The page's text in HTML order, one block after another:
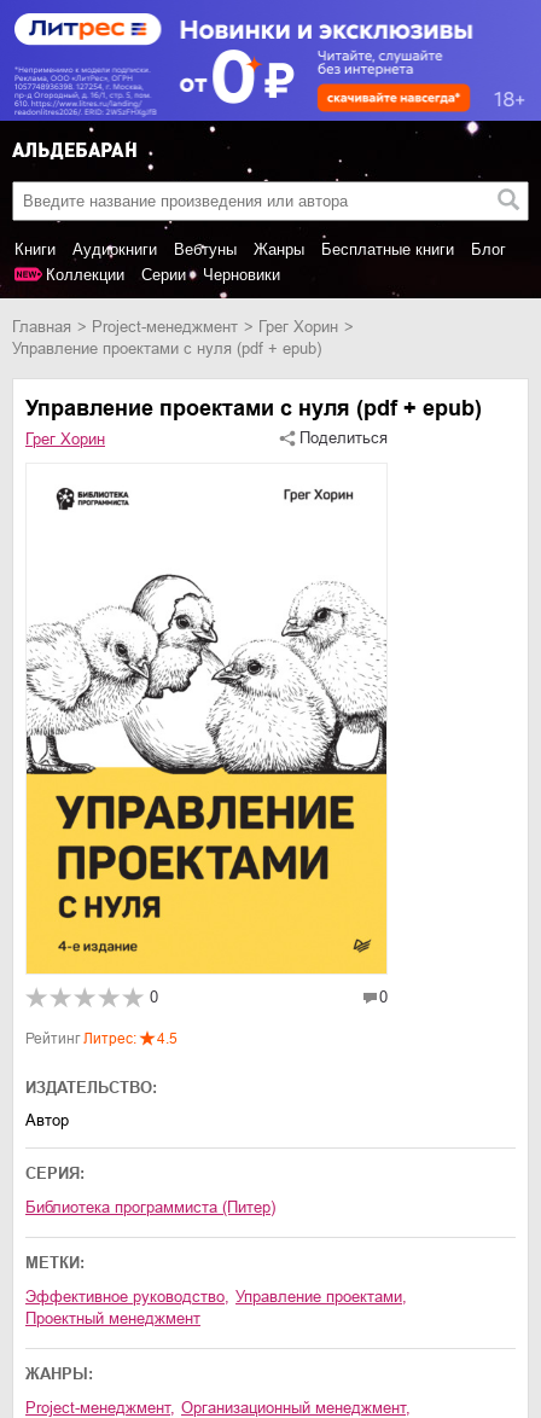
Книги Аудиокниги Вебтуны Жанры Бесплатные книги
Блог
Коллекции
Серии Черновики
Главная project-менеджмент
Грег Хорин
Управление проектами с нуля (pdf + epub)
Управление проектами с нуля (pdf + epub)
Грег Хорин Поделиться
0 0
РейтингЛитрес: 4.5
ИЗДАТЕЛЬСТВО:
Автор
СЕРИЯ:
Библиотека программиста (Питер)
МЕТКИ:
эффективное руководство
управление проектами
проектный менеджмент
ЖАНРЫ:
project-менеджмент, организационный менеджмент,